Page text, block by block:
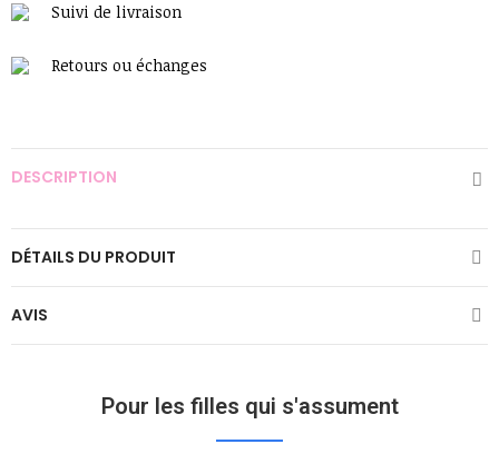
Suivi de livraison
Retours ou échanges
DESCRIPTION
DÉTAILS DU PRODUIT
AVIS
Pour les filles qui s'assument